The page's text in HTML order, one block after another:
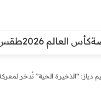
كأس العالم 2026 طقس
دياز: “الذخيرة الحية” تُدخر